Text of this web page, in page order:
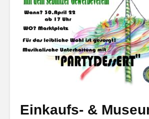
Einkaufs- &